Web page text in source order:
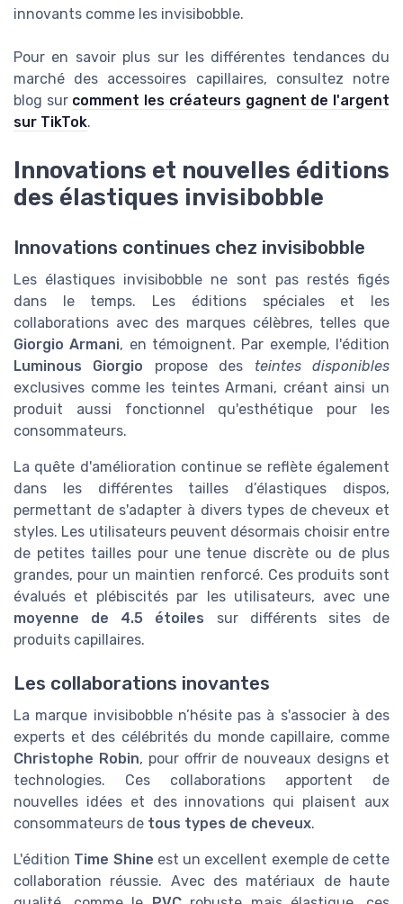
innovants comme les invisibobble.
Pour en savoir plus sur les différentes tendances du
marché des accessoires capillaires, consultez notre
blog sur comment les créateurs gagnent de l'argent
sur TikTok.
Innovations et nouvelles éditions
des élastiques invisibobble
Innovations continues chez invisibobble
Les élastiques invisibobble ne sont pas restés figés
dans le temps. Les éditions spéciales et les
collaborations avec des marques célèbres, telles que
Giorgio Armani, en témoignent. Par exemple, l'édition
Luminous Giorgio propose des teintes disponibles
exclusives comme les teintes Armani, créant ainsi un
produit aussi fonctionnel qu'esthétique pour les
consommateurs.
La quête d'amélioration continue se reflète également
dans les différentes tailles d’élastiques dispos,
permettant de s'adapter à divers types de cheveux et
styles. Les utilisateurs peuvent désormais choisir entre
de petites tailles pour une tenue discrète ou de plus
grandes, pour un maintien renforcé. Ces produits sont
évalués et plébiscités par les utilisateurs, avec une
moyenne de 4.5 étoiles sur différents sites de
produits capillaires.
Les collaborations inovantes
La marque invisibobble n’hésite pas à s'associer à des
experts et des célébrités du monde capillaire, comme
Christophe Robin, pour offrir de nouveaux designs et
technologies. Ces collaborations apportent de
nouvelles idées et des innovations qui plaisent aux
consommateurs de tous types de cheveux.
L'édition Time Shine est un excellent exemple de cette
collaboration réussie. Avec des matériaux de haute